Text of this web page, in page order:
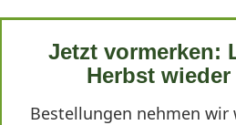
dicht gewachsen und in sehr
im Beet.
Jetzt vormerken:
Herbst
Bestellungen nehmen wir